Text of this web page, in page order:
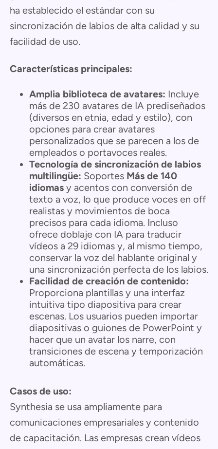
ha establecido el estándar con su
sincronización de labios de alta calidad y su
facilidad de uso.
Características principales:
Amplia biblioteca de avatares: Incluye
más de 230 avatares de IA prediseñados
(diversos en etnia, edad y estilo), con
opciones para crear avatares
personalizados que se parecen a los de
empleados o portavoces reales.
Tecnología de sincronización de labios
multilingüe: Soportes Más de 140
idiomas y acentos con conversión de
texto a voz, lo que produce voces en off
realistas y movimientos de boca
precisos para cada idioma. Incluso
ofrece doblaje con IA para traducir
vídeos a 29 idiomas y, al mismo tiempo,
conservar la voz del hablante original y
una sincronización perfecta de los labios.
Facilidad de creación de contenido:
Proporciona plantillas y una interfaz
intuitiva tipo diapositiva para crear
escenas. Los usuarios pueden importar
diapositivas o guiones de PowerPoint y
hacer que un avatar los narre, con
transiciones de escena y temporización
automáticas.
Casos de uso:
Synthesia se usa ampliamente para
comunicaciones empresariales y contenido
de capacitación. Las empresas crean vídeos